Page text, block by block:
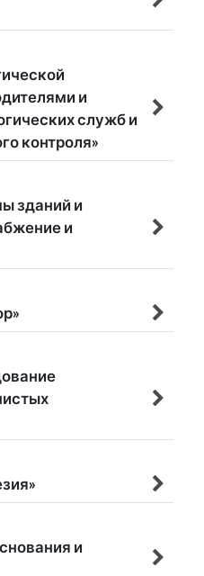
и
служб и
контроля»
зданий и
и
и